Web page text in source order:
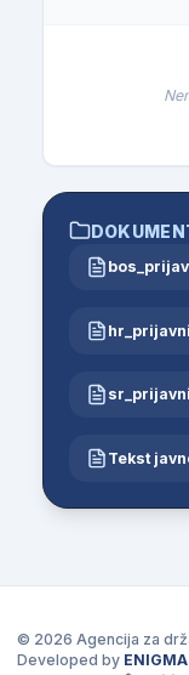
Tekst
© 2026 Agencija za
Developed by ENIGMA